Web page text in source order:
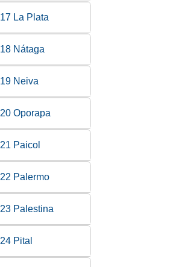
17 La Plata
18 Nátaga
19 Neiva
20 Oporapa
21 Paicol
22 Palermo
23 Palestina
24 Pital